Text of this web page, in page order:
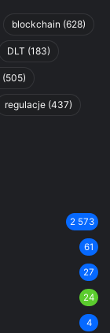
blockchain (628)
DLT (183)
(505)
regulacje (437)
2 573
61
27
24
4